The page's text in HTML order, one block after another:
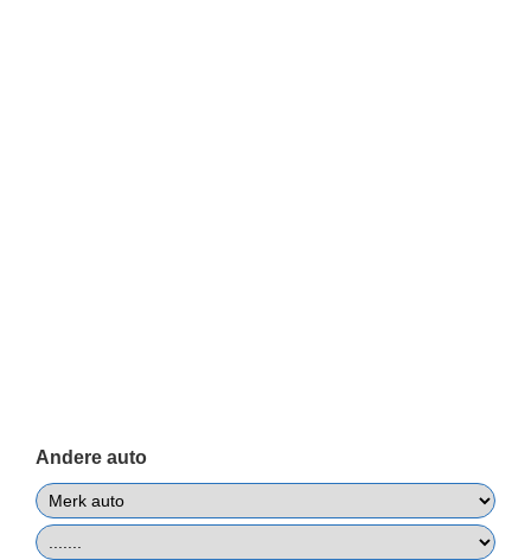
Andere auto